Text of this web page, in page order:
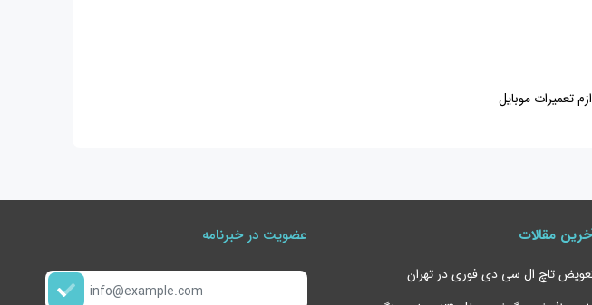
مقالات
تاچ ال سی دی فوری در تهران
عضویت در خبرنامه